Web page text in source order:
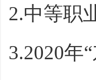
2.中等职
3.2020年